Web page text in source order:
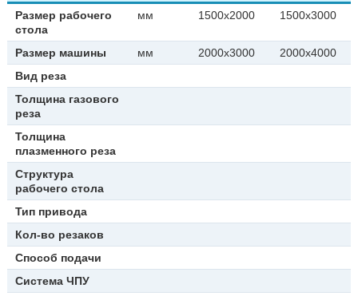
Размер рабочего
стола
мм 1500х2000 1500х3000
Размер машины мм 2000х3000
2000х4000
Вид реза
Толщина газового
реза
Толщина
плазменного реза
Структура
рабочего стола
Тип привода
Кол-во резаков
Способ подачи
Система ЧПУ